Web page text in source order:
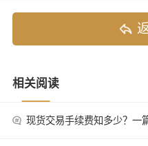
相关阅读
现货交易手续费知多少？一